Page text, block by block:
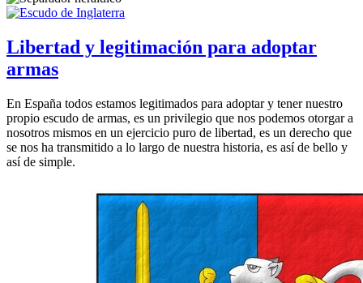
Libertad y legitimación para adoptar
armas
En España todos estamos legitimados para adoptar y tener nuestro
propio escudo de armas, es un privilegio que nos podemos otorgar a
nosotros mismos en un ejercicio puro de libertad, es un derecho que
se nos ha transmitido a lo largo de nuestra historia, es así de bello y
así de simple.